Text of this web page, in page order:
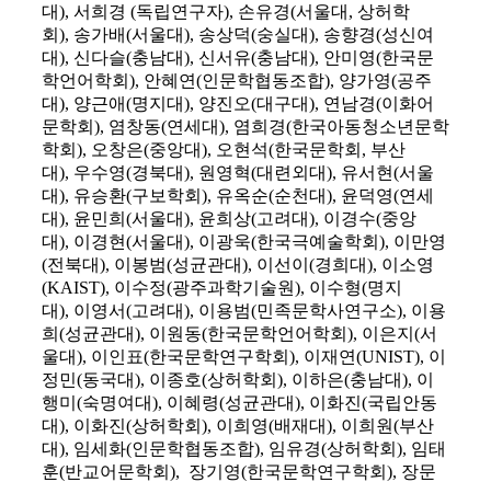
대), 서희경 (독립연구자), 손유경(서울대, 상허학
회), 송가배(서울대), 송상덕(숭실대), 송향경(성신여
대), 신다슬(충남대), 신서유(충남대), 안미영(한국문
학언어학회), 안혜연(인문학협동조합), 양가영(공주
대), 양근애(명지대), 양진오(대구대), 연남경(이화어
문학회), 염창동(연세대), 염희경(한국아동청소년문학
학회), 오창은(중앙대), 오현석(한국문학회, 부산
대), 우수영(경북대), 원영혁(대련외대), 유서현(서울
대), 유승환(구보학회), 유옥순(순천대), 윤덕영(연세
대), 윤민희(서울대), 윤희상(고려대), 이경수(중앙
대), 이경현(서울대), 이광욱(한국극예술학회), 이만영
(전북대), 이봉범(성균관대), 이선이(경희대), 이소영
(KAIST), 이수정(광주과학기술원), 이수형(명지
대), 이영서(고려대), 이용범(민족문학사연구소), 이용
희(성균관대), 이원동(한국문학언어학회), 이은지(서
울대), 이인표(한국문학연구학회), 이재연(UNIST), 이
정민(동국대), 이종호(상허학회), 이하은(충남대), 이
행미(숙명여대), 이혜령(성균관대), 이화진(국립안동
대), 이화진(상허학회), 이희영(배재대), 이희원(부산
대), 임세화(인문학협동조합), 임유경(상허학회), 임태
훈(반교어문학회), 장기영(한국문학연구학회), 장문